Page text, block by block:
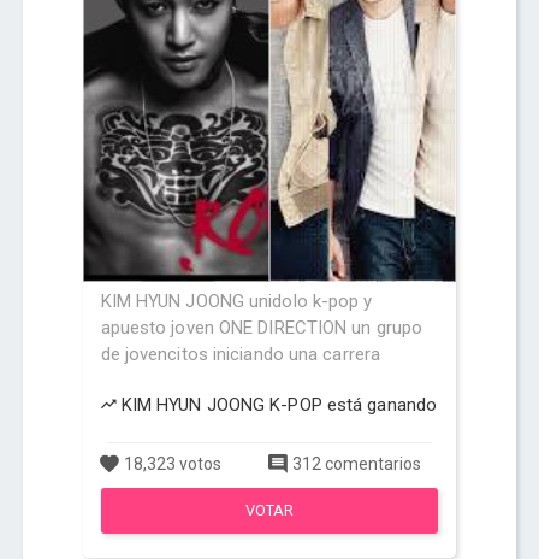
KIM HYUN JOONG unidolo k-pop y
apuesto joven ONE DIRECTION un grupo
de jovencitos iniciando una carrera
KIM HYUN JOONG K-POP está ganando
18,323 votos 312 comentarios
VOTAR